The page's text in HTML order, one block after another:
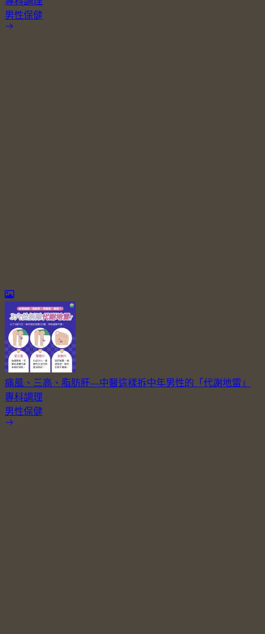
男性保健
痛風、三高、脂肪肝—中醫這樣拆中年男性的「代謝地雷」
專科調理
男性保健